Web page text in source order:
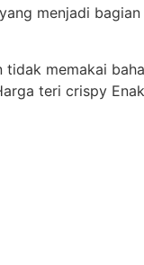
menjadi
memakai
teri crispy